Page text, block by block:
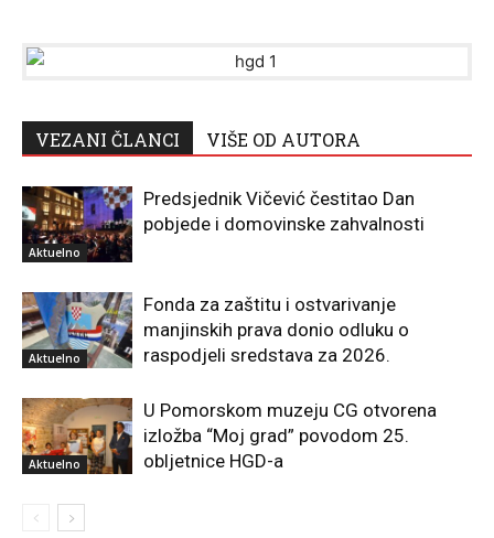
VEZANI ČLANCI VIŠE OD AUTORA
Aktuelno
Predsjednik Vičević čestitao Dan
pobjede i domovinske zahvalnosti
Aktuelno
Fonda za zaštitu i ostvarivanje
manjinskih prava donio odluku o
raspodjeli sredstava za 2026.
Aktuelno
U Pomorskom muzeju CG otvorena
izložba “Moj grad” povodom 25.
obljetnice HGD-a